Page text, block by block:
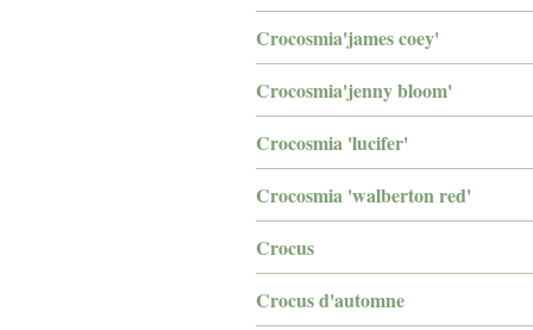
Crocosmia'james coey'
Crocosmia'jenny bloom'
Crocosmia 'lucifer'
Crocosmia 'walberton red'
Crocus
Crocus d'automne